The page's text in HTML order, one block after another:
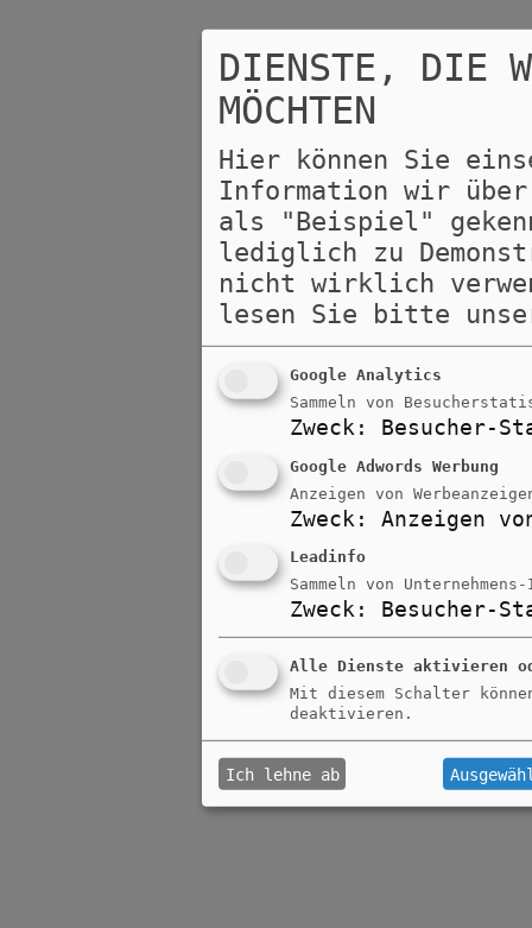
DIENSTE, DIE
MÖCHTEN
Hier können Sie
Information wir
als "Beispiel"
lediglich zu
nicht wirklich
lesen Sie bitte
Google Analytics
Sammeln von
Zweck : Besucher-
Google Adwords Werbung
Anzeigen von
Zweck : Anzeigen
Leadinfo
Sammeln von
Zweck: Besucher-
Alle Dienste aktivieren
Mit diesem Schalter
deaktivieren.
Ich lehne ab